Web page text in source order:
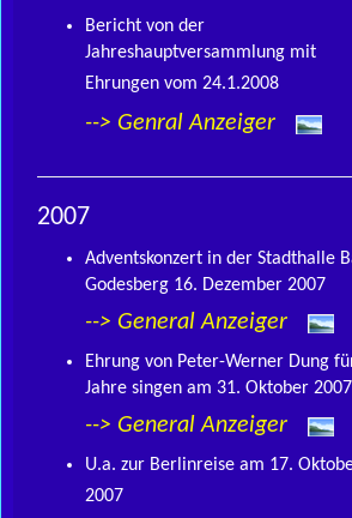
Bericht von der
Jahreshauptversammlung mit
Ehrungen vom 24.1.2008
--> Genral Anzeiger
2007
Adventskonzert in der Stadthalle
Godesberg 16. Dezember 2007
--> General Anzeiger
Ehrung von Peter-Werner Dung
Jahre singen am 31. Oktober 2007
--> General Anzeiger
U.a. zur Berlinreise am 17.
2007